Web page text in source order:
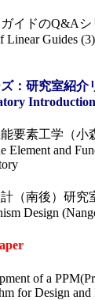
ガイドのQ&A
Linear Guides
：研究室紹介
要素工学（小
Element and
（南後）研究
Design
of a
for Design and